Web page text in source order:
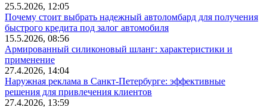
25.5.2026, 12:05
Почему стоит выбрать надежный автоломбард для получения
быстрого кредита под залог автомобиля
15.5.2026, 08:56
Армированный силиконовый шланг: характеристики и
применение
27.4.2026, 14:04
Наружная реклама в Санкт-Петербурге: эффективные
решения для привлечения клиентов
27.4.2026, 13:59